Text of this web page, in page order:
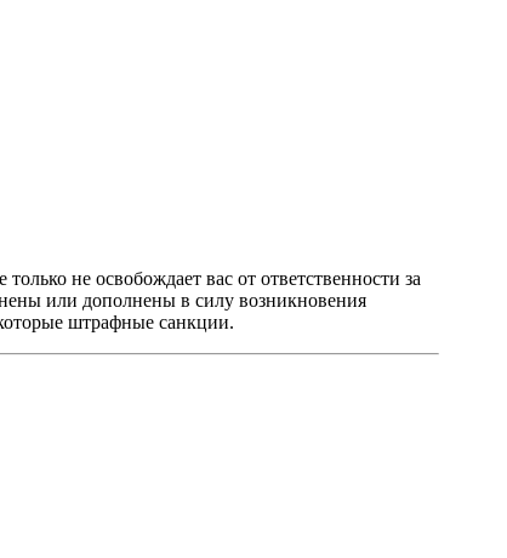
не освобождает вас от ответственности за
или дополнены в силу возникновения
штрафные санкции.